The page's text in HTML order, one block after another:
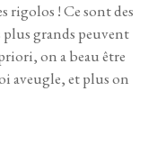
rigolos ! Ce sont des
plus grands peuvent
on a beau être
aveugle, et plus on